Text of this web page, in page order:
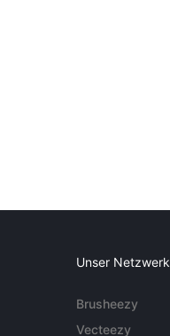
Unser Netzwerk
Brusheezy
Vecteezy